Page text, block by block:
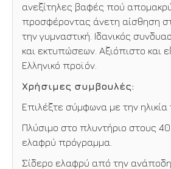
ανεξίτηλες βαφές πού
προσφέροντας άνετη αίσθηση
την γυμναστική. Ιδανικός
και εκτυπώσεων. Αξιόπιστο και
Ελληνικό προϊόν.
Χρήσιμες συμβουλές:
Επιλέξτε σύμφωνα με την ηλικία
Πλύσιμο στο πλυντήριο στους
ελαφρύ πρόγραμμα.
Σίδερο ελαφρύ από την ανάποδη.